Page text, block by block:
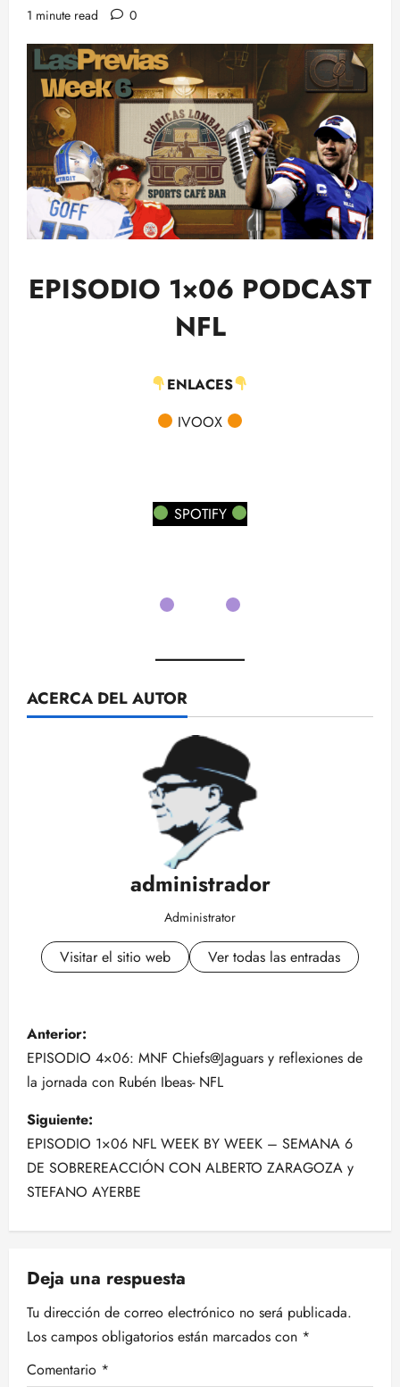
1 minute read
0
EPISODIO 1×06 PODCAST
NFL
ENLACES
IVOOX
SPOTIFY
ACERCA DEL AUTOR
administrador
Administrator
Visitar el sitio web Ver todas las entradas
N
a
v
e
g
i
ó
n
Anterior:
EPISODIO 4×06: MNF Chiefs@Jaguars y reflexiones de
la jornada con Rubén Ibeas- NFL
Siguiente:
EPISODIO 1×06 NFL WEEK BY WEEK – SEMANA 6
DE SOBREREACCIÓN CON ALBERTO ZARAGOZA y
STEFANO AYERBE
Deja una respuesta
Tu dirección de correo electrónico no será publicada.
Los campos obligatorios están marcados con *
Comentario *